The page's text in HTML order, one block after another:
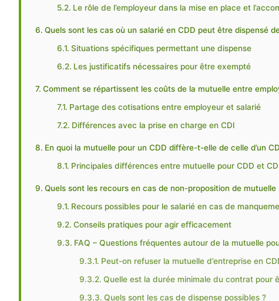
Le rôle de l’employeur dans la mise en place et
Quels sont les cas où un salarié en CDD peut être dispensé
Situations spécifiques permettant une dispense
Les justificatifs nécessaires pour être exempté
Comment se répartissent les coûts de la mutuelle entre
Partage des cotisations entre employeur et salarié
Différences avec la prise en charge en CDI
En quoi la mutuelle pour un CDD diffère-t-elle de celle d’un
Principales différences entre mutuelle pour CDD et
Quels sont les recours en cas de non-proposition de mutuelle
Recours possibles pour le salarié en cas de
Conseils pratiques pour agir efficacement
FAQ – Questions fréquentes autour de la mutuelle
Peut-on refuser la mutuelle d’entreprise en
Quelle est la durée minimale du contrat pour
Quels sont les cas de dispense possibles ?